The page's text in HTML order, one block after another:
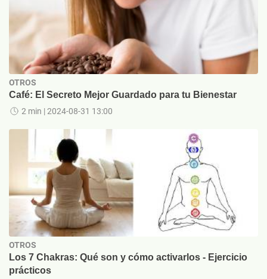
OTROS
Café: El Secreto Mejor Guardado para tu Bienestar
2 min | 2024-08-31 13:00
OTROS
Los 7 Chakras: Qué son y cómo activarlos - Ejercicio
prácticos